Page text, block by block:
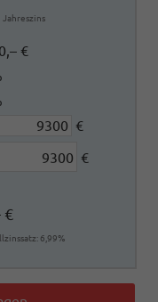
€
€
€
€
6,99%